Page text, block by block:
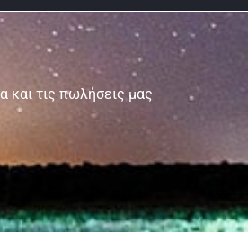
και τις πωλήσεις μας